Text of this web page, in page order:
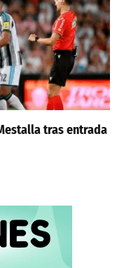
tras entrada